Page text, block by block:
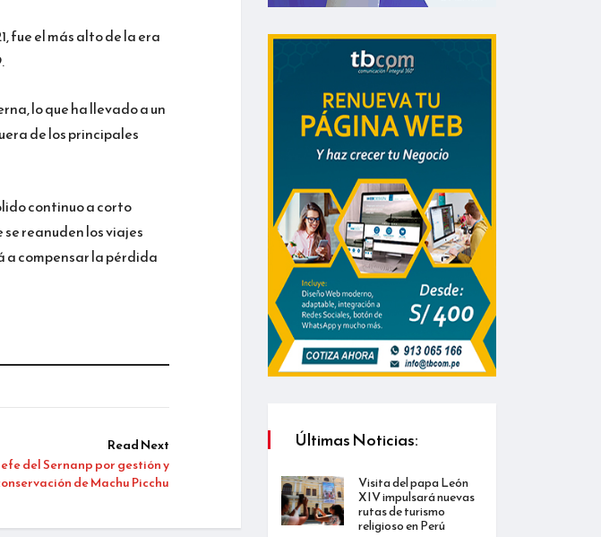
fue el más alto de la era
lo que ha llevado a un
de los principales
continuo a corto
reanuden los viajes
compensar la pérdida
Read Next
del Sernanp por gestión y
de Machu Picchu
Últimas Noticias:
Visita del papa León
XIV impulsará nuevas
rutas de turismo
religioso en Perú